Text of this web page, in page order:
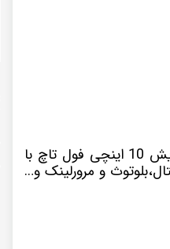
با سیستم عامل اندروید دارای صفحه نمایش 10 اینچی فول تاچ با
و مرورلینک و…